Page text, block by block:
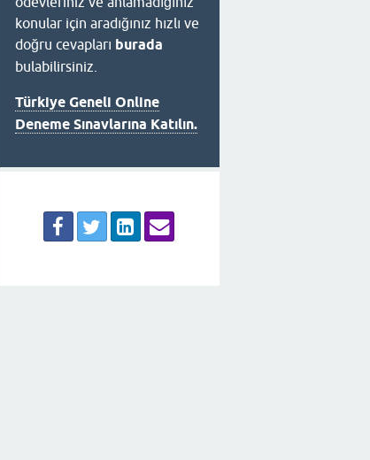
konular için aradığınız hızlı ve
doğru cevapları burada
bulabilirsiniz.
Türkiye Geneli Online
Deneme Sınavlarına Katılın.